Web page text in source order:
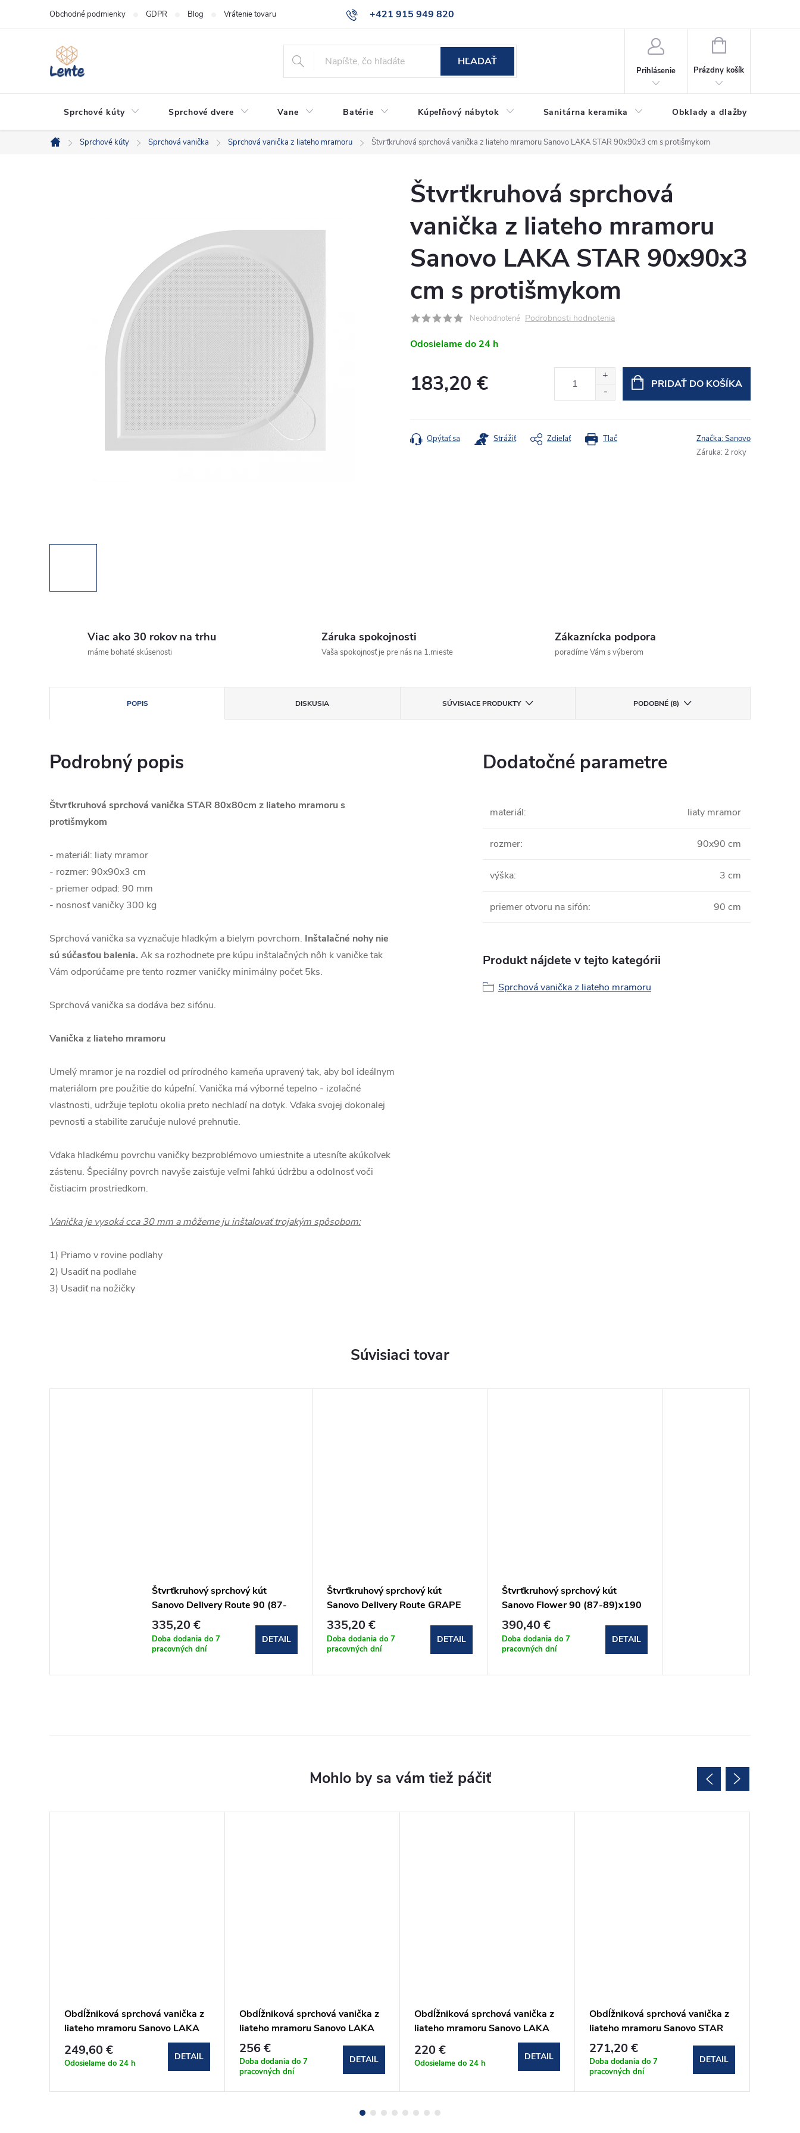
+421 915 949 820
Obchodné podmienky GDPR Blog Vrátenie tovaru
HĽADAŤ
Prihlásenie
NÁKUPNÝ
Prázdny košík
Sprchové kúty Sprchové dvere Vane Batérie Kúpeľňový nábytok Sanitárna keramika Obklady a dlažby
Domov
Sprchové kúty Sprchová vanička Sprchová vanička z liateho mramoru Štvrťkruhová sprchová vanička z liateho mramoru Sanovo LAKA STAR 90x90x3 cm s protišmykom
Štvrťkruhová sprchová
vanička z liateho mramoru
Sanovo LAKA STAR 90x90x3
cm s protišmykom
Neohodnotené Podrobnosti hodnotenia
Odosielame do 24 h
183,20 € PRIDAŤ DO KOŠÍKA
Tlač
Opýtať sa Strážiť Zdieľať Značka:Sanovo
Záruka: 2 roky
Viac ako 30 rokov na trhu
máme bohaté skúsenosti
Záruka spokojnosti
Vaša spokojnosť je pre nás na 1.mieste
Zákaznícka podpora
poradíme Vám s výberom
POPIS DISKUSIA SÚVISIACE PRODUKTY PODOBNÉ (8)
Podrobný popis
Štvrťkruhová sprchová vanička STAR 80x80cm z liateho mramoru s
protišmykom
- materiál: liaty mramor
- rozmer: 90x90x3 cm
- priemer odpad: 90 mm
- nosnosť vaničky 300 kg
Sprchová vanička sa vyznačuje hladkým a bielym povrchom. Inštalačné nohy nie
sú súčasťou balenia. Ak sa rozhodnete pre kúpu inštalačných nôh k vaničke tak
Vám odporúčame pre tento rozmer vaničky minimálny počet 5ks.
Sprchová vanička sa dodáva bez sifónu.
Vanička z liateho mramoru
Umelý mramor je na rozdiel od prírodného kameňa upravený tak, aby bol ideálnym
materiálom pre použitie do kúpeľní. Vanička má výborné tepelno - izolačné
vlastnosti, udržuje teplotu okolia preto nechladí na dotyk. Vďaka svojej dokonalej
pevnosti a stabilite zaručuje nulové prehnutie.
Vďaka hladkému povrchu vaničky bezproblémovo umiestnite a utesníte akúkoľvek
zástenu. Špeciálny povrch navyše zaisťuje veľmi ľahkú údržbu a odolnosť voči
čistiacim prostriedkom.
Vanička je vysoká cca 30 mm a môžeme ju inštalovať trojakým spôsobom:
1) Priamo v rovine podlahy
2) Usadiť na podlahe
3) Usadiť na nožičky
Dodatočné parametre
materiál: liaty mramor
rozmer: 90x90 cm
výška: 3 cm
priemer otvoru na sifón: 90 cm
Produkt nájdete v tejto kategórii
Sprchová vanička z liateho mramoru
Súvisiaci tovar
Štvrťkruhový sprchový kút
Sanovo Delivery Route 90 (87-
89)x190 cm (DELR_90C)
335,20 €
Doba dodania do 7
pracovných dní
DETAIL
Štvrťkruhový sprchový kút
Sanovo Delivery Route GRAPE
90 (87-89)x190 cm (DELR_90G)
335,20 €
Doba dodania do 7
pracovných dní
DETAIL
Štvrťkruhový sprchový kút
Sanovo Flower 90 (87-89)x190
cm (FLOR_90C)
390,40 €
Doba dodania do 7
pracovných dní
DETAIL
Obdĺžniková sprchová vanička z
liateho mramoru Sanovo LAKA
STAR 120x90x3 cm s
protišmykom
249,60 €
Odosielame do 24 h
DETAIL
Obdĺžniková sprchová vanička z
liateho mramoru Sanovo LAKA
STAR 140x80x3 cm s
protišmykom
256 €
Doba dodania do 7
pracovných dní
DETAIL
Obdĺžniková sprchová vanička z
liateho mramoru Sanovo LAKA
STAR 110x80x3 cm s
protišmykom
220 €
Odosielame do 24 h
DETAIL
Obdĺžniková sprchová vanička z
liateho mramoru Sanovo STAR
150x80x3 cm
271,20 €
Doba dodania do 7
pracovných dní
DETAIL